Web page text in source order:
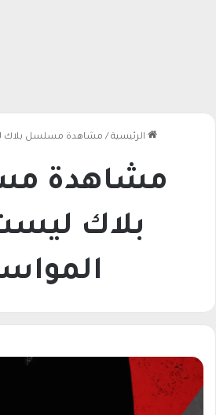
الرئيسية / مشاهدة مسلسل بلاك
مشاهدة
بلاك